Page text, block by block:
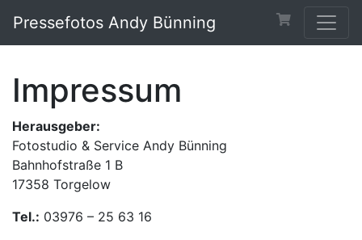
Pressefotos Andy Bünning
Impressum
Herausgeber:
Fotostudio & Service Andy Bünning
Bahnhofstraße 1 B
17358 Torgelow
Tel.: 03976 – 25 63 16